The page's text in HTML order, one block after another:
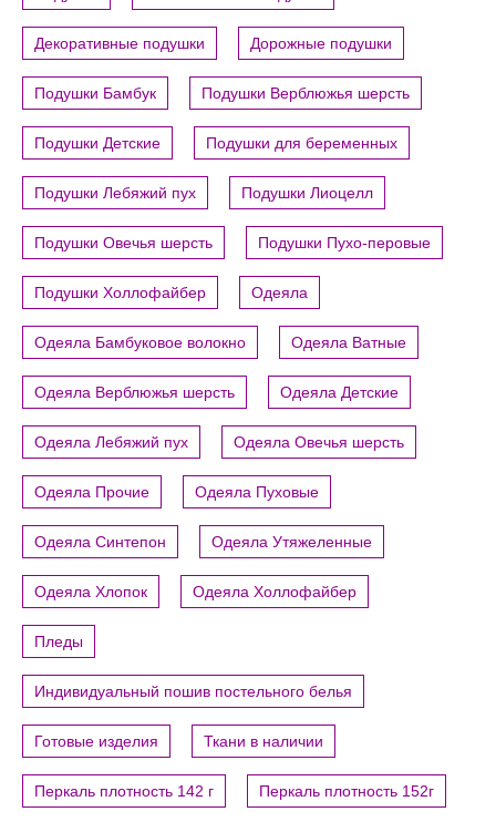
Декоративные подушки Дорожные подушки
Подушки Бамбук Подушки Верблюжья шерсть
Подушки Детские Подушки для беременных
Подушки Лебяжий пух Подушки Лиоцелл
Подушки Овечья шерсть Подушки Пухо-перовые
Подушки Холлофайбер Одеяла
Одеяла Бамбуковое волокно Одеяла Ватные
Одеяла Верблюжья шерсть Одеяла Детские
Одеяла Лебяжий пух Одеяла Овечья шерсть
Одеяла Прочие Одеяла Пуховые
Одеяла Синтепон Одеяла Утяжеленные
Одеяла Хлопок Одеяла Холлофайбер
Пледы
Индивидуальный пошив постельного белья
Готовые изделия Ткани в наличии
Перкаль плотность 142 г Перкаль плотность 152г